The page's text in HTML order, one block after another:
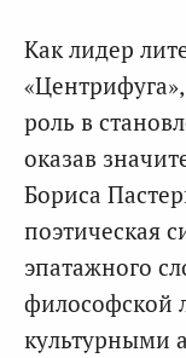
Как лидер
роль в
оказав
Бориса
поэтическая
эпатажного
философской
культурными